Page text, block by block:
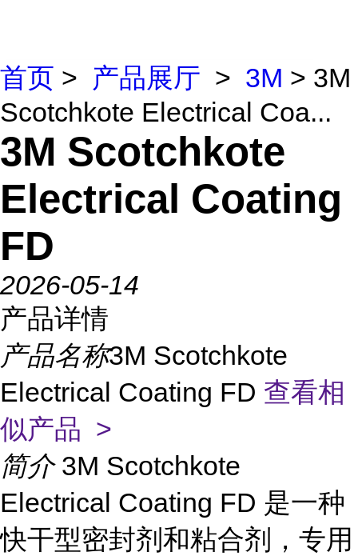
首页 > 产品展厅 > 3M > 3M
Scotchkote Electrical Coa...
3M Scotchkote
Electrical Coating
FD
2026-05-14
产品详情
产品名称3M Scotchkote
Electrical Coating FD 查看相
似产品 >
简介 3M Scotchkote
Electrical Coating FD 是一种
快干型密封剂和粘合剂，专用